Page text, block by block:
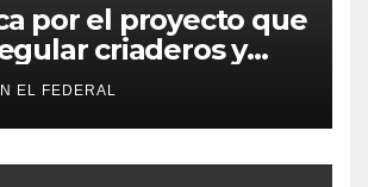
por el proyecto que
criaderos y
de perros y gatos:
excesos, mientras
reclaman
más duros
EL FEDERAL